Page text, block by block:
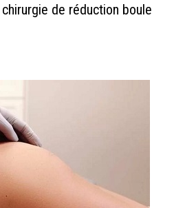
de réduction boule